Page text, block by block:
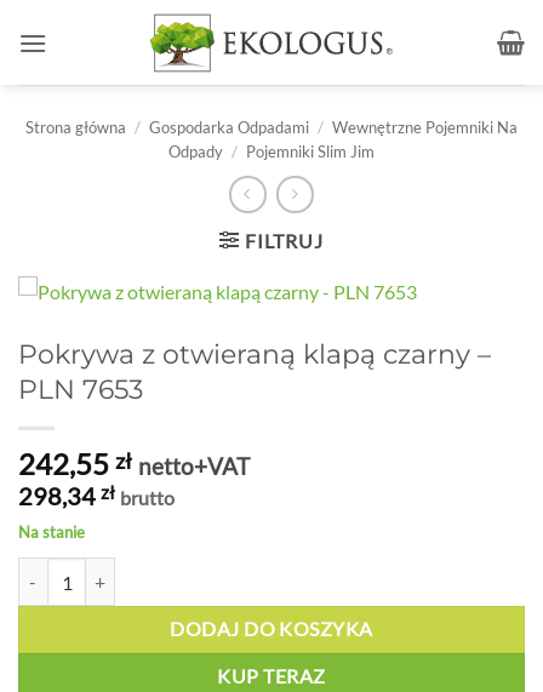
Strona główna / Gospodarka Odpadami / Wewnętrzne Pojemniki Na
Odpady / Pojemniki Slim Jim
FILTRUJ
Pokrywa z otwieraną klapą czarny –
PLN 7653
242,55 zł netto+VAT
298,34 zł brutto
Na stanie
DODAJ DO KOSZYKA
KUP TERAZ